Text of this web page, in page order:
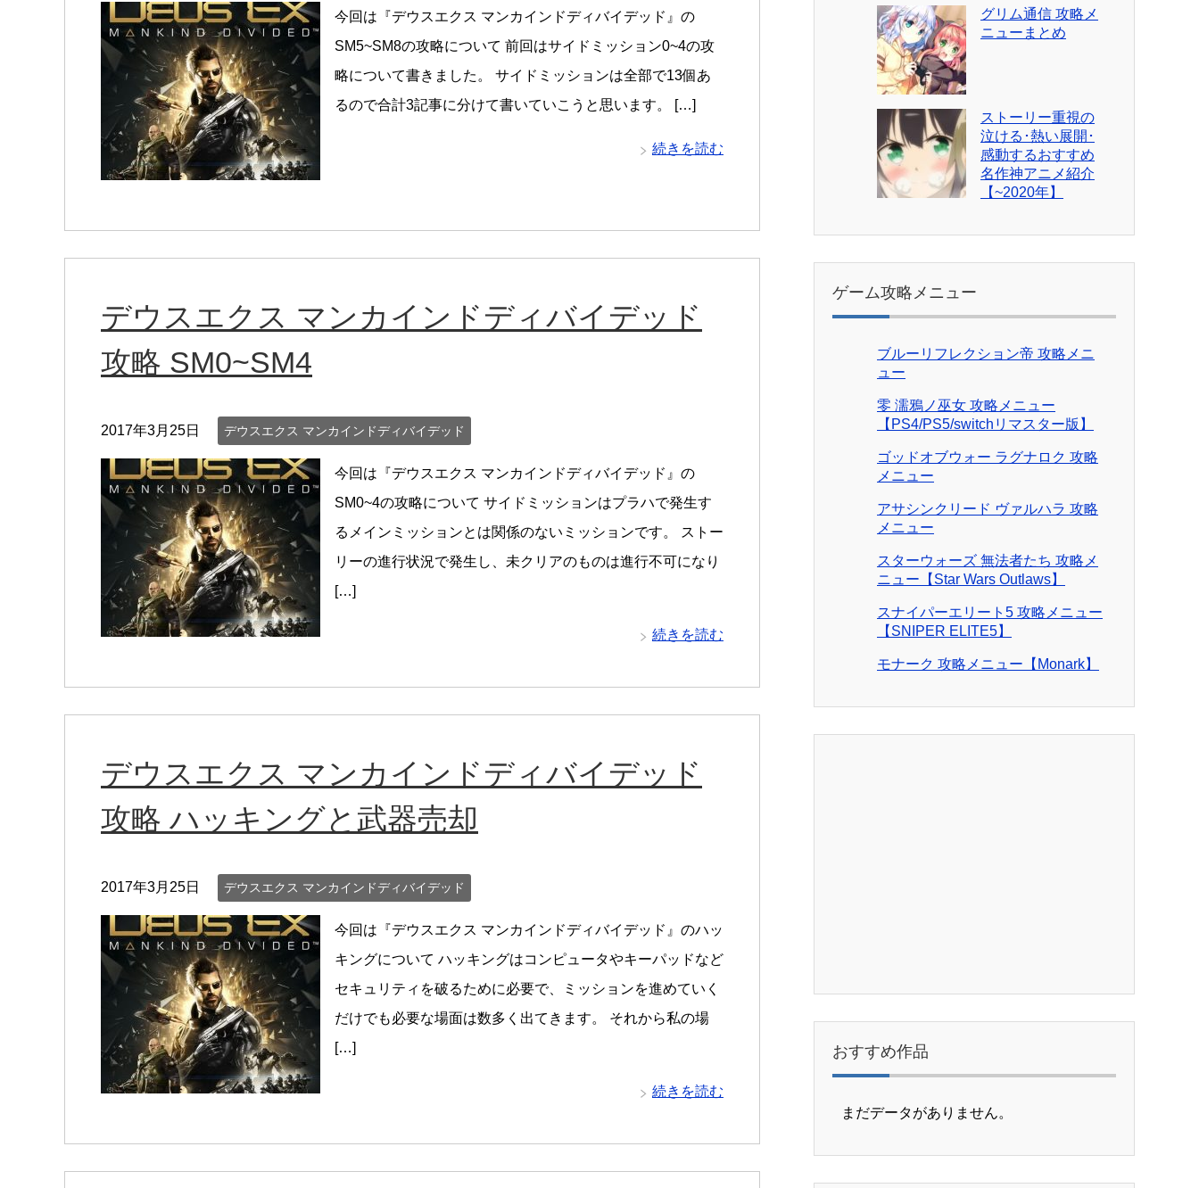
今回は『デウスエクス マンカインドディバイデッド』の
SM5~SM8の攻略について 前回はサイドミッション0~4の攻
略について書きました。 サイドミッションは全部で13個あ
るので合計3記事に分けて書いていこうと思います。 […]
続きを読む
デウスエクス マンカインドディバイデッド
攻略 SM0~SM4
2017年3月25日 デウスエクス マンカインドディバイデッド
今回は『デウスエクス マンカインドディバイデッド』の
SM0~4の攻略について サイドミッションはプラハで発生す
るメインミッションとは関係のないミッションです。 ストー
リーの進行状況で発生し、未クリアのものは進行不可になり
[…]
続きを読む
デウスエクス マンカインドディバイデッド
攻略 ハッキングと武器売却
2017年3月25日 デウスエクス マンカインドディバイデッド
今回は『デウスエクス マンカインドディバイデッド』のハッ
キングについて ハッキングはコンピュータやキーパッドなど
セキュリティを破るために必要で、ミッションを進めていく
だけでも必要な場面は数多く出てきます。 それから私の場
[…]
続きを読む
グリム通信 攻略メ
ニューまとめ
ストーリー重視の
泣ける･熱い展開･
感動するおすすめ
名作神アニメ紹介
【~2020年】
ゲーム攻略メニュー
ブルーリフレクション帝 攻略メニ
ュー
零 濡鴉ノ巫女 攻略メニュー
【PS4/PS5/switchリマスター版】
ゴッドオブウォー ラグナロク 攻略
メニュー
アサシンクリード ヴァルハラ 攻略
メニュー
スターウォーズ 無法者たち 攻略メ
ニュー【Star Wars Outlaws】
スナイパーエリート5 攻略メニュー
【SNIPER ELITE5】
モナーク 攻略メニュー【Monark】
おすすめ作品
まだデータがありません。